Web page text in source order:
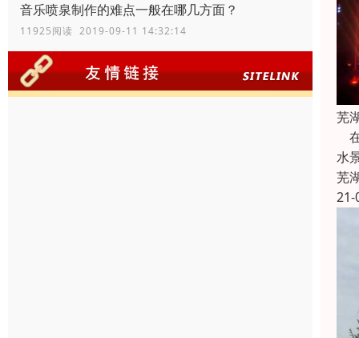
音乐喷泉制作的难点一般在哪几方面？
11925阅读 2019-09-11 14:32:14
芜
水
芜
21-